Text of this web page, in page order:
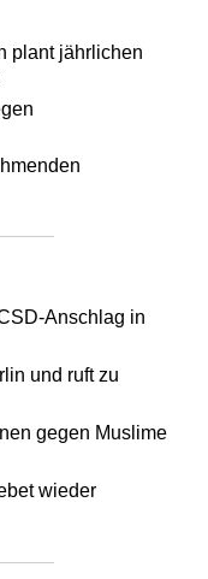
plant jährlichen
Anschlag in
und ruft zu
gegen Muslime
wieder